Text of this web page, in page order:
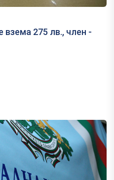
275 лв., член -